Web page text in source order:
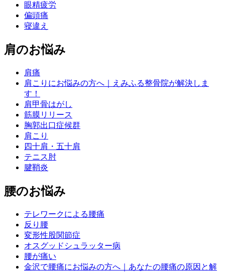
眼精疲労
偏頭痛
寝違え
肩のお悩み
肩痛
肩こりにお悩みの方へ｜えみふる整骨院が解決しま
す！
肩甲骨はがし
筋膜リリース
胸郭出口症候群
肩こり
四十肩・五十肩
テニス肘
腱鞘炎
腰のお悩み
テレワークによる腰痛
反り腰
変形性股関節症
オスグッドシュラッター病
腰が痛い
金沢で腰痛にお悩みの方へ｜あなたの腰痛の原因と解